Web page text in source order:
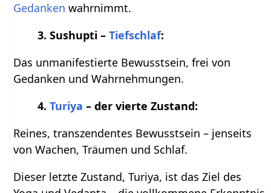
Gedanken wahrnimmt.
3. Sushupti –Tiefschlaf:
Das unmanifestierte Bewusstsein, frei von
Gedanken und Wahrnehmungen.
4.Turiya – der vierte Zustand:
Reines, transzendentes Bewusstsein – jenseits
von Wachen, Träumen und Schlaf.
Dieser letzte Zustand, Turiya, ist das Ziel des